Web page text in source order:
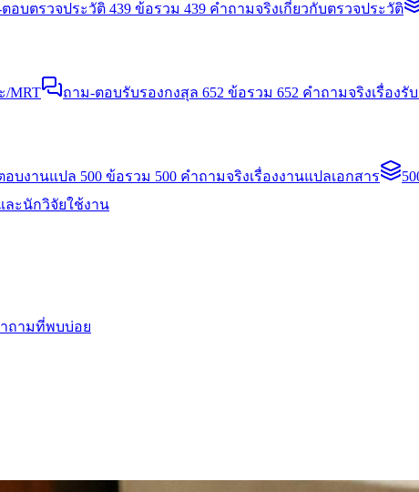
อบตรวจประวัติ 439 ข้อรวม 439 คำถามจริงเกี่ยวกับตรวจประวัติ
/MRT ถาม-ตอบรับรองกงสุล 652 ข้อรวม 652 คำถามจริงเรื่องรั
อบงานแปล 500 ข้อรวม 500 คำถามจริงเรื่องงานแปลเอกสาร
ละนักวิจัยใช้งาน
ถามที่พบบ่อย